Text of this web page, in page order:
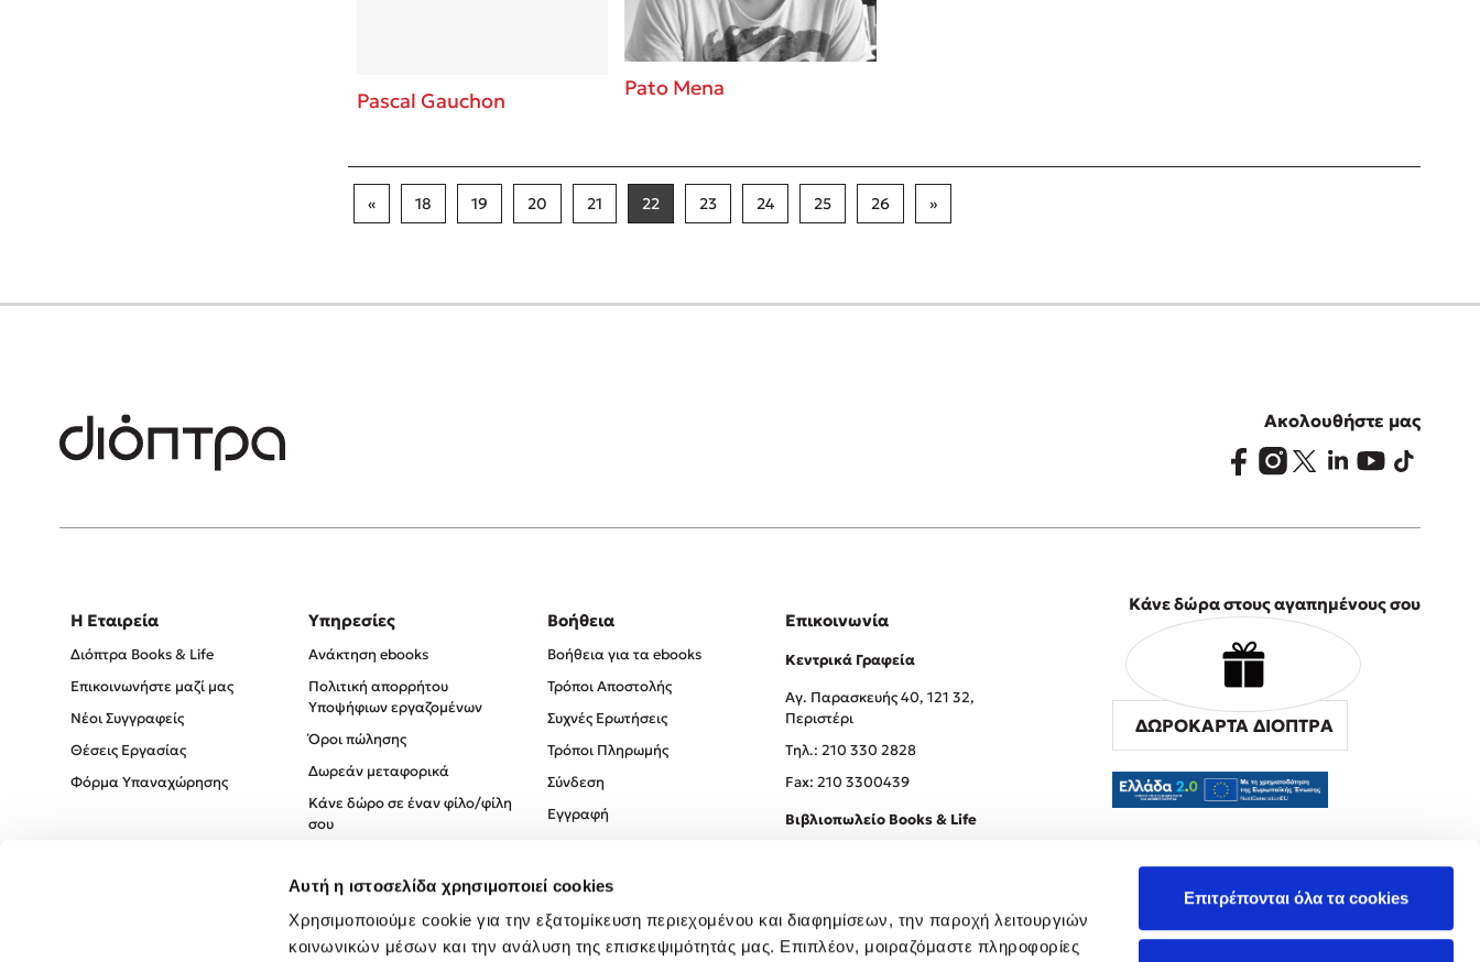
Αυτή η ιστοσελίδα χρησιμοποιεί cookies
Χρησιμοποιούμε cookie για την εξατομίκευση περιεχομένου και διαφημίσεων, την παροχή λειτουργιών
κοινωνικών μέσων και την ανάλυση της επισκεψιμότητάς μας. Επιπλέον, μοιραζόμαστε πληροφορίες
Επιτρέπονται όλα τα cookies
Pascal Gauchon
Pato Mena
« 18 19 20 21 22 23 24 25 26 »
Ακολουθήστε μας
Η Εταιρεία
Διόπτρα Books & Life
Επικοινωνήστε μαζί μας
Νέοι Συγγραφείς
Θέσεις Εργασίας
Φόρμα Υπαναχώρησης
Υπηρεσίες
Ανάκτηση ebooks
Πολιτική απορρήτου
Υποψήφιων εργαζομένων
Όροι πώλησης
Δωρεάν μεταφορικά
Κάνε δώρο σε έναν φίλο/φίλη
σου
Πολιτική Απορρήτου
Όροι χρήσης
Βοήθεια
Βοήθεια για τα ebooks
Τρόποι Αποστολής
Συχνές Ερωτήσεις
Τρόποι Πληρωμής
Σύνδεση
Εγγραφή
Επικοινωνία
Κεντρικά Γραφεία
Αγ. Παρασκευής 40, 121 32,
Περιστέρι
Tηλ.: 210 330 2828
Fax: 210 3300439
Βιβλιοπωλείο Books & Life
Κάνε δώρα στους αγαπημένους σου
ΔΩΡΟΚΑΡΤΑ ΔΙΟΠΤΡΑ